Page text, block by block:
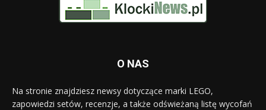
O NAS
Na stronie znajdziesz newsy dotyczące marki LEGO,
zapowiedzi setów, recenzje, a także odświeżaną listę wycofań